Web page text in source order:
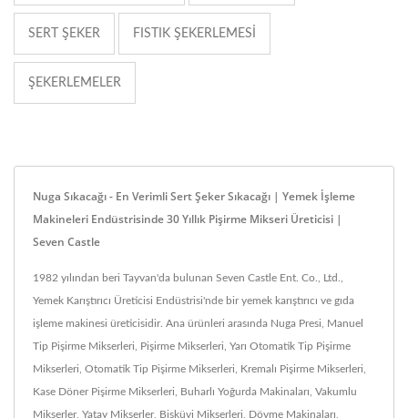
SERT ŞEKER FISTIK ŞEKERLEMESI
ŞEKERLEMELER
Nuga Sıkacağı - En Verimli Sert Şeker Sıkacağı | Yemek İşleme
Makineleri Endüstrisinde 30 Yıllık Pişirme Mikseri Üreticisi |
Seven Castle
1982 yılından beri Tayvan'da bulunan Seven Castle Ent. Co., Ltd.,
Yemek Karıştırıcı Üreticisi Endüstrisi'nde bir yemek karıştırıcı ve gıda
işleme makinesi üreticisidir. Ana ürünleri arasında Nuga Presi, Manuel
Tip Pişirme Mikserleri, Pişirme Mikserleri, Yarı Otomatik Tip Pişirme
Mikserleri, Otomatik Tip Pişirme Mikserleri, Kremalı Pişirme Mikserleri,
Kase Döner Pişirme Mikserleri, Buharlı Yoğurda Makinaları, Vakumlu
Mikserler, Yatay Mikserler, Bisküvi Mikserleri, Dövme Makinaları,